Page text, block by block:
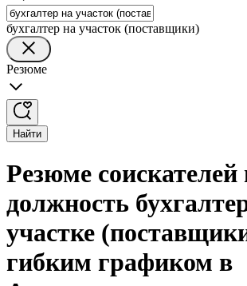
бухгалтер на участок (поставщики)
Резюме
Найти
Резюме соискателей
должность
участке
гибким графиком в